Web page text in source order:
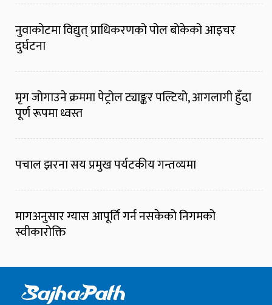
नुवाकोटमा विद्युत् प्राधिकरणको पोल बोकेको आइचर
दुर्घटना
मृग जोगाउने क्रममा पेट्रोल ट्याङ्कर पल्टियो, आगलागी हुँदा
पूर्ण रूपमा ध्वस्त
पचाल झरना सय प्रमुख पर्यटकीय गन्तव्यमा
मागअनुसार ग्यास आपूर्ति गर्न नसकेको निगमको
स्वीकारोक्ति